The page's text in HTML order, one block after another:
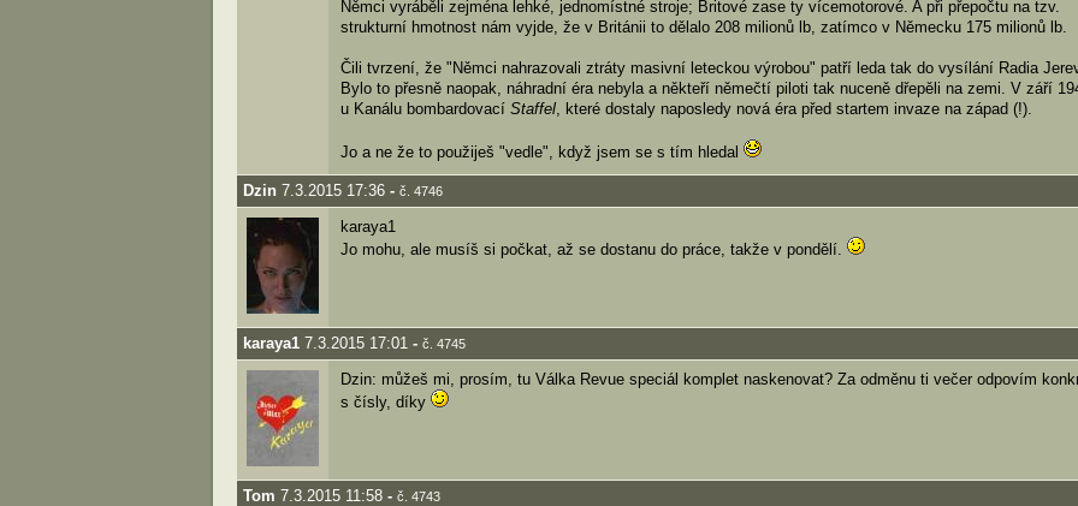
Němci vyráběli zejména lehké, jednomístné stroje; Britové zase ty vícemotorové. A při přepočtu na tzv.
strukturní hmotnost nám vyjde, že v Británii to dělalo 208 milionů lb, zatímco v Německu 175 milionů lb.
Čili tvrzení, že "Němci nahrazovali ztráty masivní leteckou výrobou" patří leda tak do vysílání Radia
Bylo to přesně naopak, náhradní éra nebyla a někteří němečtí piloti tak nuceně dřepěli na zemi. V září
u Kanálu bombardovací Staffel, které dostaly naposledy nová éra před startem invaze na západ (!).
Jo a ne že to použiješ "vedle", když jsem se s tím hledal
Dzin 7.3.2015 17:36 - č. 4746
karaya1
Jo mohu, ale musíš si počkat, až se dostanu do práce, takže v pondělí.
karaya1 7.3.2015 17:01 - č. 4745
Dzin: můžeš mi, prosím, tu Válka Revue speciál komplet naskenovat? Za odměnu ti večer odpovím
s čísly, díky
Tom 7.3.2015 11:58 - č. 4743